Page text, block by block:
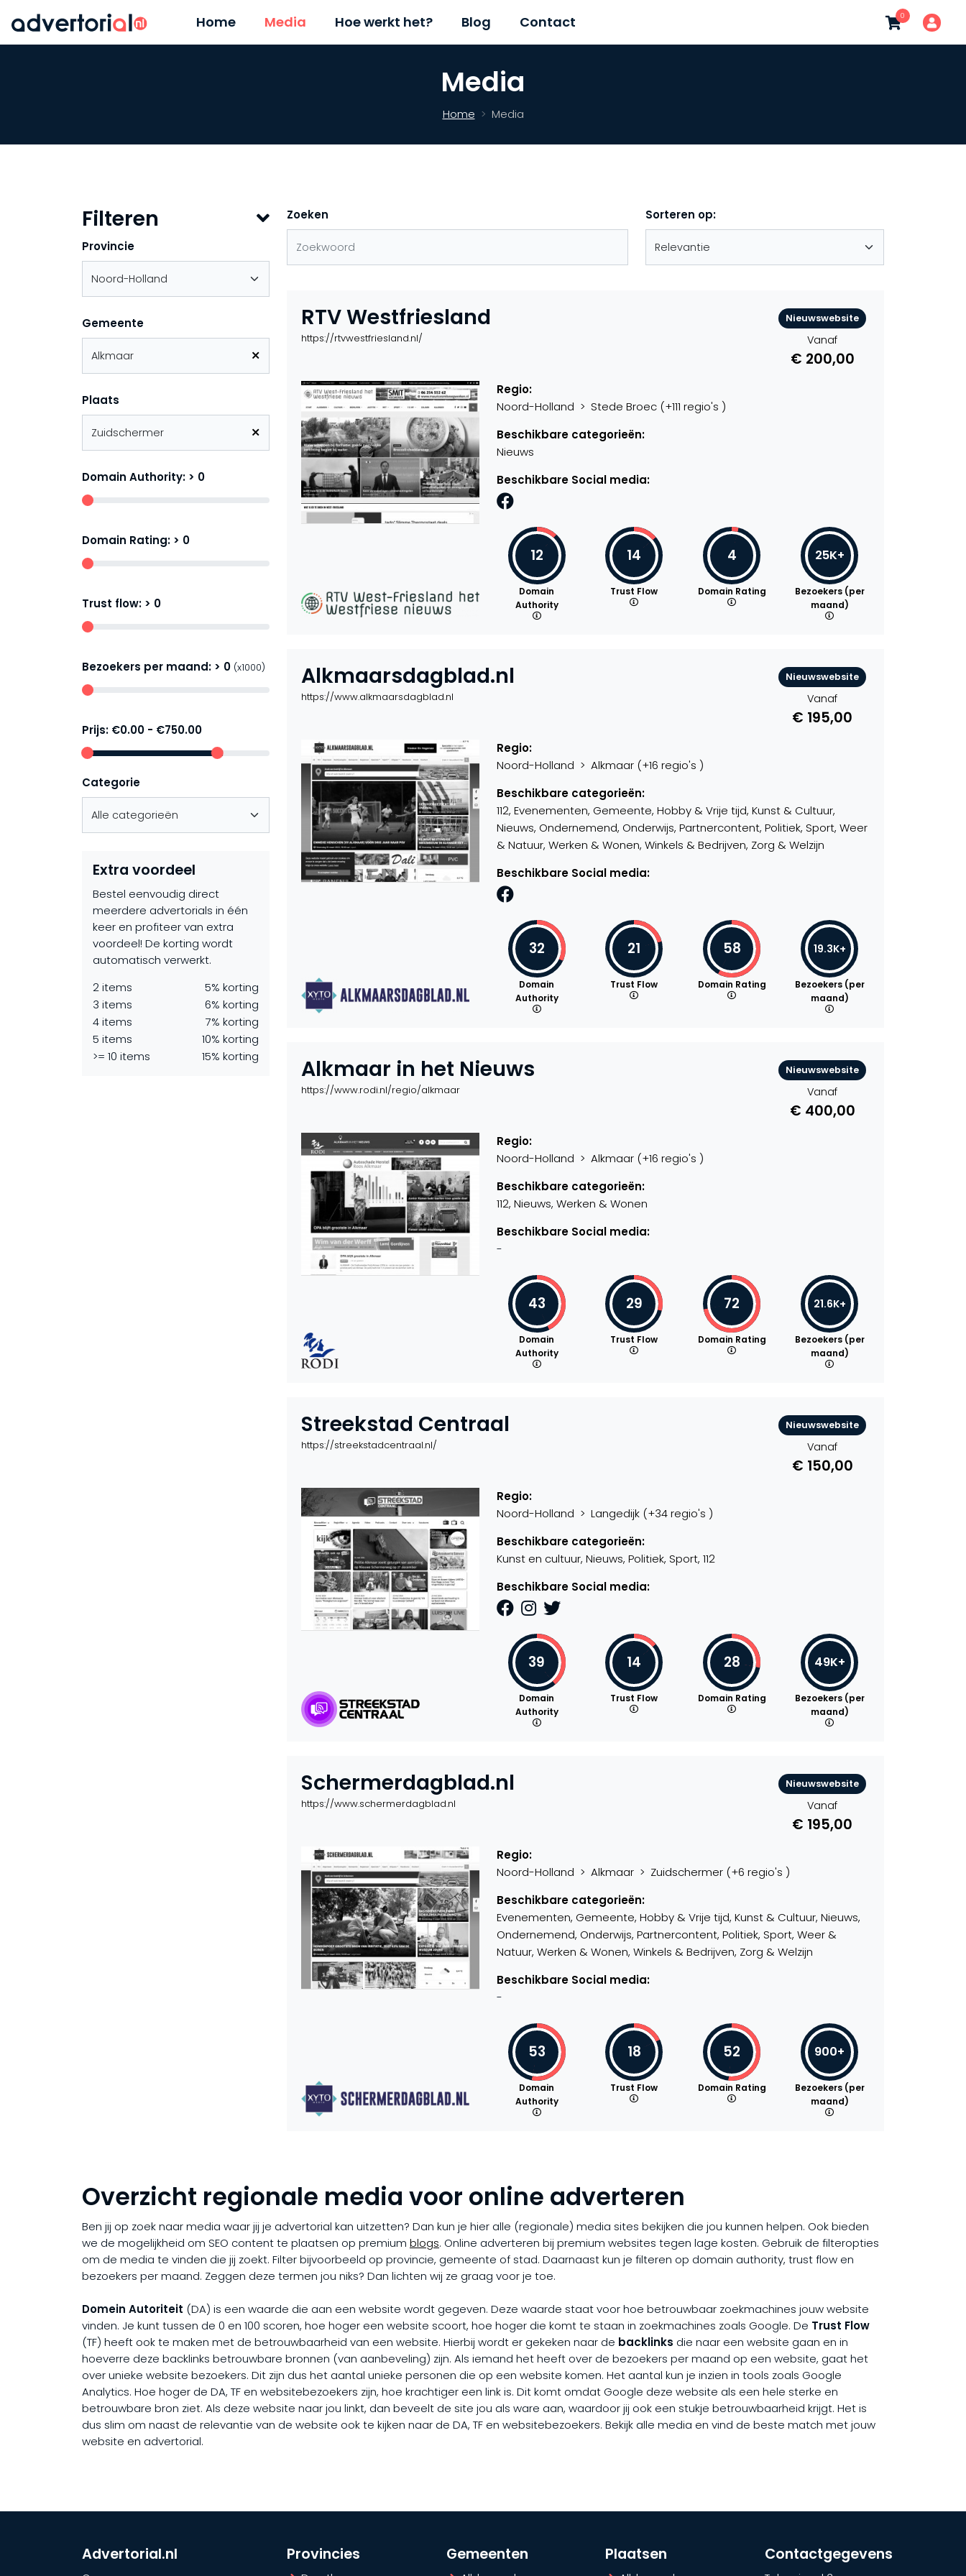
Home Media Hoe werkt het? Blog Contact 0
Media
Home Media
Filteren
Provincie
Gemeente
Plaats
Domain Authority: > 0
Domain Rating: > 0
Trust flow: > 0
Bezoekers per maand: > 0 (x1000)
Prijs: €0.00 - €750.00
Categorie
Extra voordeel
Bestel eenvoudig direct
meerdere advertorials in één
keer en profiteer van extra
voordeel! De korting wordt
automatisch verwerkt.
2 items
5% korting
3 items
6% korting
4 items
7% korting
5 items
10% korting
>= 10 items
15% korting
Zoeken Sorteren op:
RTV Westfriesland
https://rtvwestfriesland.nl/
Nieuwswebsite
Vanaf
€ 200,00
Regio:
Noord-Holland > Stede Broec (+111 regio's )
Beschikbare categorieën:
Nieuws
Beschikbare Social media:
12
Domain
Authority
14
Trust Flow
4
Domain Rating
25K+
Bezoekers (per
maand)
Alkmaarsdagblad.nl
https://www.alkmaarsdagblad.nl
Nieuwswebsite
Vanaf
€ 195,00
Regio:
Noord-Holland > Alkmaar (+16 regio's )
Beschikbare categorieën:
112, Evenementen, Gemeente, Hobby & Vrije tijd, Kunst & Cultuur,
Nieuws, Ondernemend, Onderwijs, Partnercontent, Politiek, Sport, Weer
& Natuur, Werken & Wonen, Winkels & Bedrijven, Zorg & Welzijn
Beschikbare Social media:
32
Domain
Authority
21
Trust Flow
58
Domain Rating
19.3K+
Bezoekers (per
maand)
Alkmaar in het Nieuws
https://www.rodi.nl/regio/alkmaar
Nieuwswebsite
Vanaf
€ 400,00
Regio:
Noord-Holland > Alkmaar (+16 regio's )
Beschikbare categorieën:
112, Nieuws, Werken & Wonen
Beschikbare Social media:
-
43
Domain
Authority
29
Trust Flow
72
Domain Rating
21.6K+
Bezoekers (per
maand)
Streekstad Centraal
https://streekstadcentraal.nl/
Nieuwswebsite
Vanaf
€ 150,00
Regio:
Noord-Holland > Langedijk (+34 regio's )
Beschikbare categorieën:
Kunst en cultuur, Nieuws, Politiek, Sport, 112
Beschikbare Social media:
39
Domain
Authority
14
Trust Flow
28
Domain Rating
49K+
Bezoekers (per
maand)
Schermerdagblad.nl
https://www.schermerdagblad.nl
Nieuwswebsite
Vanaf
€ 195,00
Regio:
Noord-Holland > Alkmaar > Zuidschermer (+6 regio's )
Beschikbare categorieën:
Evenementen, Gemeente, Hobby & Vrije tijd, Kunst & Cultuur, Nieuws,
Ondernemend, Onderwijs, Partnercontent, Politiek, Sport, Weer &
Natuur, Werken & Wonen, Winkels & Bedrijven, Zorg & Welzijn
Beschikbare Social media:
-
53
Domain
Authority
18
Trust Flow
52
Domain Rating
900+
Bezoekers (per
maand)
Overzicht regionale media voor online adverteren
Ben jij op zoek naar media waar jij je advertorial kan uitzetten? Dan kun je hier alle (regionale) media sites bekijken die jou kunnen helpen. Ook bieden
we de mogelijkheid om SEO content te plaatsen op premium blogs. Online adverteren bij premium websites tegen lage kosten. Gebruik de filteropties
om de media te vinden die jij zoekt. Filter bijvoorbeeld op provincie, gemeente of stad. Daarnaast kun je filteren op domain authority, trust flow en
bezoekers per maand. Zeggen deze termen jou niks? Dan lichten wij ze graag voor je toe.
Domein Autoriteit (DA) is een waarde die aan een website wordt gegeven. Deze waarde staat voor hoe betrouwbaar zoekmachines jouw website
vinden. Je kunt tussen de 0 en 100 scoren, hoe hoger een website scoort, hoe hoger die komt te staan in zoekmachines zoals Google. De Trust Flow
(TF) heeft ook te maken met de betrouwbaarheid van een website. Hierbij wordt er gekeken naar de backlinks die naar een website gaan en in
hoeverre deze backlinks betrouwbare bronnen (van aanbeveling) zijn. Als iemand het heeft over de bezoekers per maand op een website, gaat het
over unieke website bezoekers. Dit zijn dus het aantal unieke personen die op een website komen. Het aantal kun je inzien in tools zoals Google
Analytics. Hoe hoger de DA, TF en websitebezoekers zijn, hoe krachtiger een link is. Dit komt omdat Google deze website als een hele sterke en
betrouwbare bron ziet. Als deze website naar jou linkt, dan beveelt de site jou als ware aan, waardoor jij ook een stukje betrouwbaarheid krijgt. Het is
dus slim om naast de relevantie van de website ook te kijken naar de DA, TF en websitebezoekers. Bekijk alle media en vind de beste match met jouw
website en advertorial.
Advertorial.nl Provincies Gemeenten Plaatsen Contactgegevens